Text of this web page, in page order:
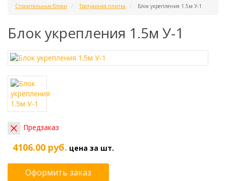
Строительные блоки Тротуарная плитка Блок укрепления 1.5м У-1
Блок укрепления 1.5м У-1
Предзаказ
4106.00 руб. цена за шт.
Оформить заказ